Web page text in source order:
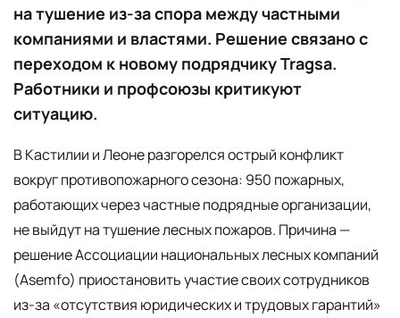
на тушение из-за спора между частными
компаниями и властями. Решение связано с
переходом к новому подрядчику Tragsa.
Работники и профсоюзы критикуют
ситуацию.
В Кастилии и Леоне разгорелся острый конфликт
вокруг противопожарного сезона: 950 пожарных,
работающих через частные подрядные организации,
не выйдут на тушение лесных пожаров. Причина —
решение Ассоциации национальных лесных компаний
(Asemfo) приостановить участие своих сотрудников
из-за «отсутствия юридических и трудовых гарантий»